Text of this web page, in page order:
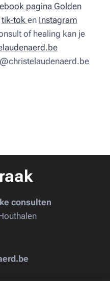
pagina Golden
tik-tok en Instagram
of healing kan je
consulten